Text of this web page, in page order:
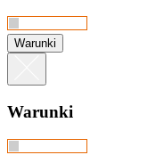
Warunki
Warunki